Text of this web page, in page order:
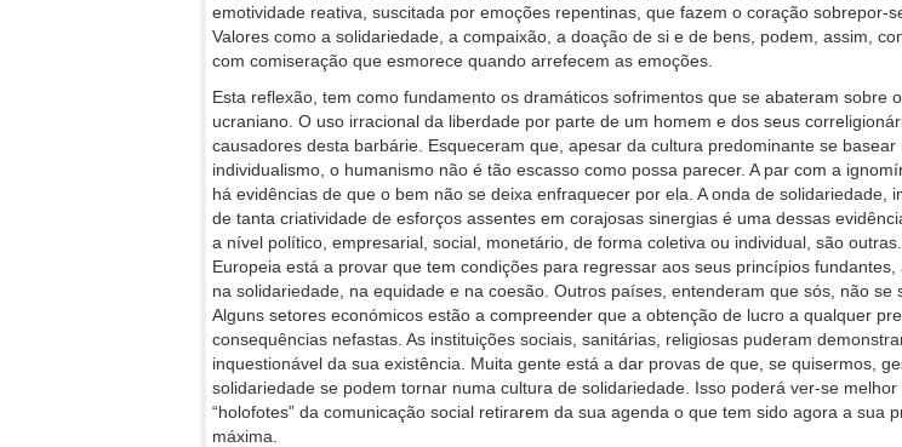
emotividade reativa, suscitada por emoções repentinas, que fazem o coração sobrepor-
Valores como a solidariedade, a compaixão, a doação de si e de bens, podem, assim,
com comiseração que esmorece quando arrefecem as emoções.
Esta reflexão, tem como fundamento os dramáticos sofrimentos que se abateram sobre
ucraniano. O uso irracional da liberdade por parte de um homem e dos seus
causadores desta barbárie. Esqueceram que, apesar da cultura predominante se basear
individualismo, o humanismo não é tão escasso como possa parecer. A par com a
há evidências de que o bem não se deixa enfraquecer por ela. A onda de solidariedade,
de tanta criatividade de esforços assentes em corajosas sinergias é uma dessas
a nível político, empresarial, social, monetário, de forma coletiva ou individual, são
Europeia está a provar que tem condições para regressar aos seus princípios fundantes,
na solidariedade, na equidade e na coesão. Outros países, entenderam que sós, não se
Alguns setores económicos estão a compreender que a obtenção de lucro a qualquer
consequências nefastas. As instituições sociais, sanitárias, religiosas puderam
inquestionável da sua existência. Muita gente está a dar provas de que, se quisermos,
solidariedade se podem tornar numa cultura de solidariedade. Isso poderá ver-se melhor
“holofotes” da comunicação social retirarem da sua agenda o que tem sido agora a sua
máxima.